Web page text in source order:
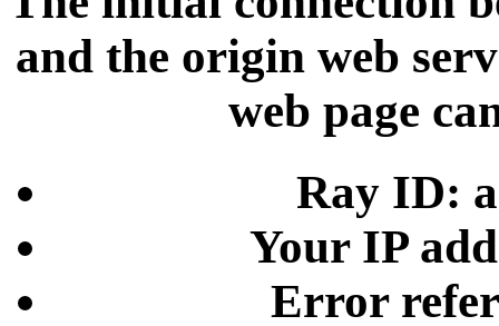
and the origin web
web page
Ray ID:
Your IP
Error